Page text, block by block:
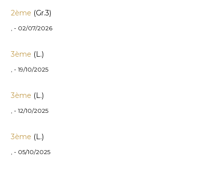
2ème (Gr.3)
, - 02/07/2026
3ème (L.)
, - 19/10/2025
3ème (L.)
, - 12/10/2025
3ème (L.)
, - 05/10/2025